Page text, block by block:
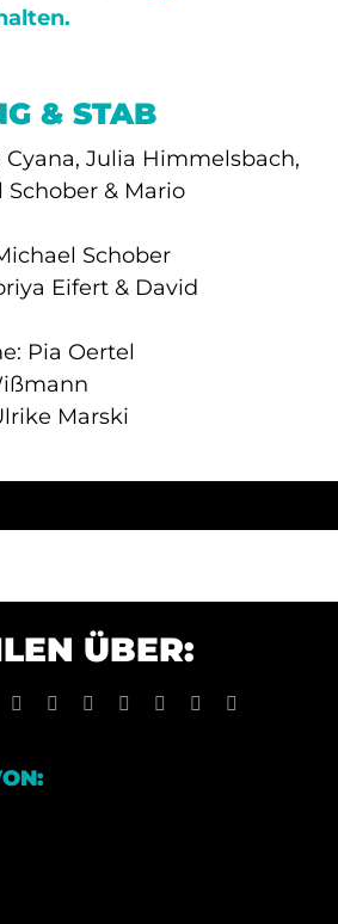
& STAB
Julia Himmelsbach,
Schober & Mario
Schober
Eifert & David
Pia Oertel
Marski
ÜBER:
LinkedInWhatsApp
TumblrPinterest Xing